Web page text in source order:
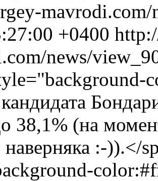
+0400
news/
38,1% (на
:-)).</